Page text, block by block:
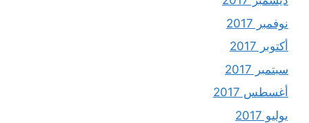
نوفمبر 2017
أكتوبر 2017
سبتمبر 2017
أغسطس 2017
يوليو 2017